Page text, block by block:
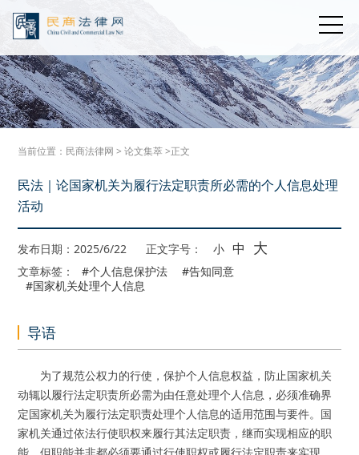
当前位置： 民商法律网 >论文集萃>正文
民法｜论国家机关为履行法定职责所必需的个人信息处理
活动
发布日期：2025/6/22 正文字号： 小 中 大
文章标签： #个人信息保护法
#告知同意
#国家机关处理个人信息
导语
为了规范公权力的行使，保护个人信息权益，防止国家机关
动辄以履行法定职责所必需为由任意处理个人信息，必须准确界
定国家机关为履行法定职责处理个人信息的适用范围与要件。国
家机关通过依法行使职权来履行其法定职责，继而实现相应的职